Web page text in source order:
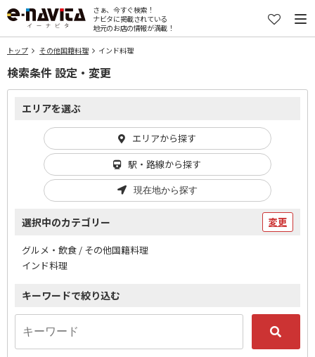
さぁ、今すぐ検索！
ナビタに掲載されている
地元のお店の情報が満載！
トップ その他国籍料理 インド料理
検索条件 設定・変更
エリアを選ぶ
エリアから探す
駅・路線から探す
現在地から探す
選択中のカテゴリー 変更
グルメ・飲食 / その他国籍料理
インド料理
キーワードで絞り込む